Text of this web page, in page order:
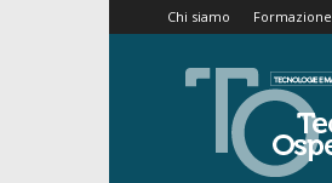
Chi siamo Formazione
Tecnica
Ospedaliera